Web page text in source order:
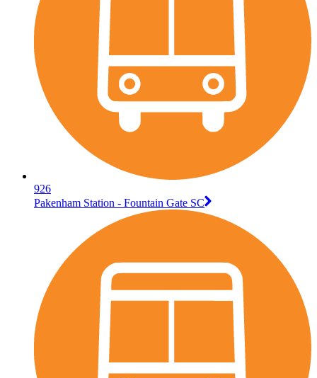
926
Pakenham Station - Fountain Gate SC